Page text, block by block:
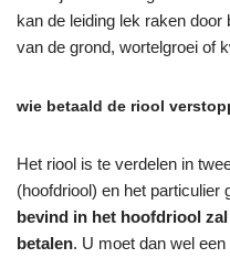
kan de leiding lek raken door
van de grond, wortelgroei of
wie betaald de riool
Het riool is te verdelen in
(hoofdriool) en het particulier
bevind in het hoofdriool
betalen. U moet dan wel